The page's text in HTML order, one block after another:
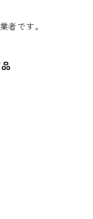
者です。